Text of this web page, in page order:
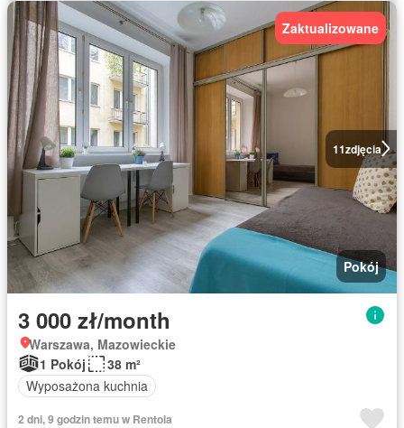
11zdjęcia
Zaktualizowane
Pokój
3 000 zł/month
Warszawa, Mazowieckie
1 Pokój
38 m²
Wyposażona kuchnia
2 dni, 9 godzin temu w Rentola